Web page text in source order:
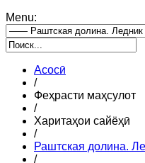
Menu:
Асосӣ
/
Феҳрасти маҳсулот
/
Харитаҳои сайёҳӣ
/
Раштская долина.
/